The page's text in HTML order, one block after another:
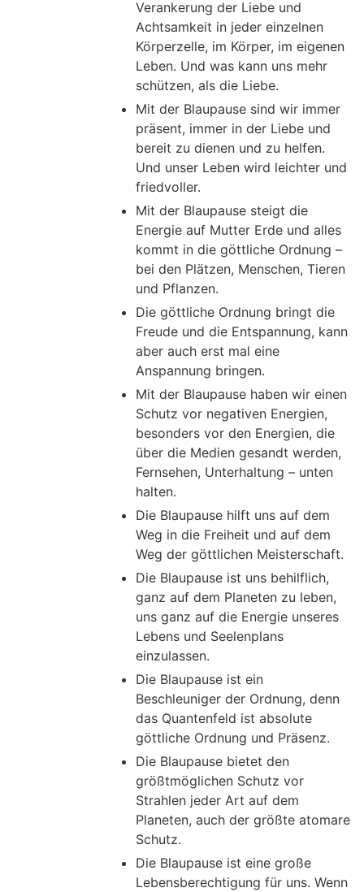
Verankerung der Liebe und
Achtsamkeit in jeder einzelnen
Körperzelle, im Körper, im eigenen
Leben. Und was kann uns mehr
schützen, als die Liebe.
Mit der Blaupause sind wir immer
präsent, immer in der Liebe und
bereit zu dienen und zu helfen.
Und unser Leben wird leichter und
friedvoller.
Mit der Blaupause steigt die
Energie auf Mutter Erde und alles
kommt in die göttliche Ordnung –
bei den Plätzen, Menschen, Tieren
und Pflanzen.
Die göttliche Ordnung bringt die
Freude und die Entspannung, kann
aber auch erst mal eine
Anspannung bringen.
Mit der Blaupause haben wir einen
Schutz vor negativen Energien,
besonders vor den Energien, die
über die Medien gesandt werden,
Fernsehen, Unterhaltung – unten
halten.
Die Blaupause hilft uns auf dem
Weg in die Freiheit und auf dem
Weg der göttlichen Meisterschaft.
Die Blaupause ist uns behilflich,
ganz auf dem Planeten zu leben,
uns ganz auf die Energie unseres
Lebens und Seelenplans
einzulassen.
Die Blaupause ist ein
Beschleuniger der Ordnung, denn
das Quantenfeld ist absolute
göttliche Ordnung und Präsenz.
Die Blaupause bietet den
größtmöglichen Schutz vor
Strahlen jeder Art auf dem
Planeten, auch der größte atomare
Schutz.
Die Blaupause ist eine große
Lebensberechtigung für uns. Wenn